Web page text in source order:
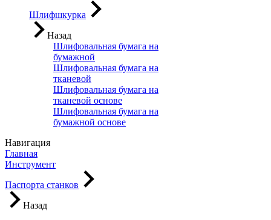
Шлифшкурка
Назад
Шлифовальная бумага на
бумажной
Шлифовальная бумага на
тканевой
Шлифовальная бумага на
тканевой основе
Шлифовальная бумага на
бумажной основе
Навигация
Главная
Инструмент
Паспорта станков
Назад